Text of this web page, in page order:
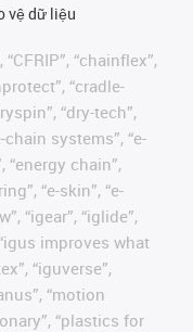
vệ dữ liệu
“chainflex”,
“cradle-
“dry-tech”,
chain systems”, “e-
“energy chain”,
“e-skin”, “e-
“igear”, “iglide”,
improves what
“iguverse”,
“motion
“plastics for